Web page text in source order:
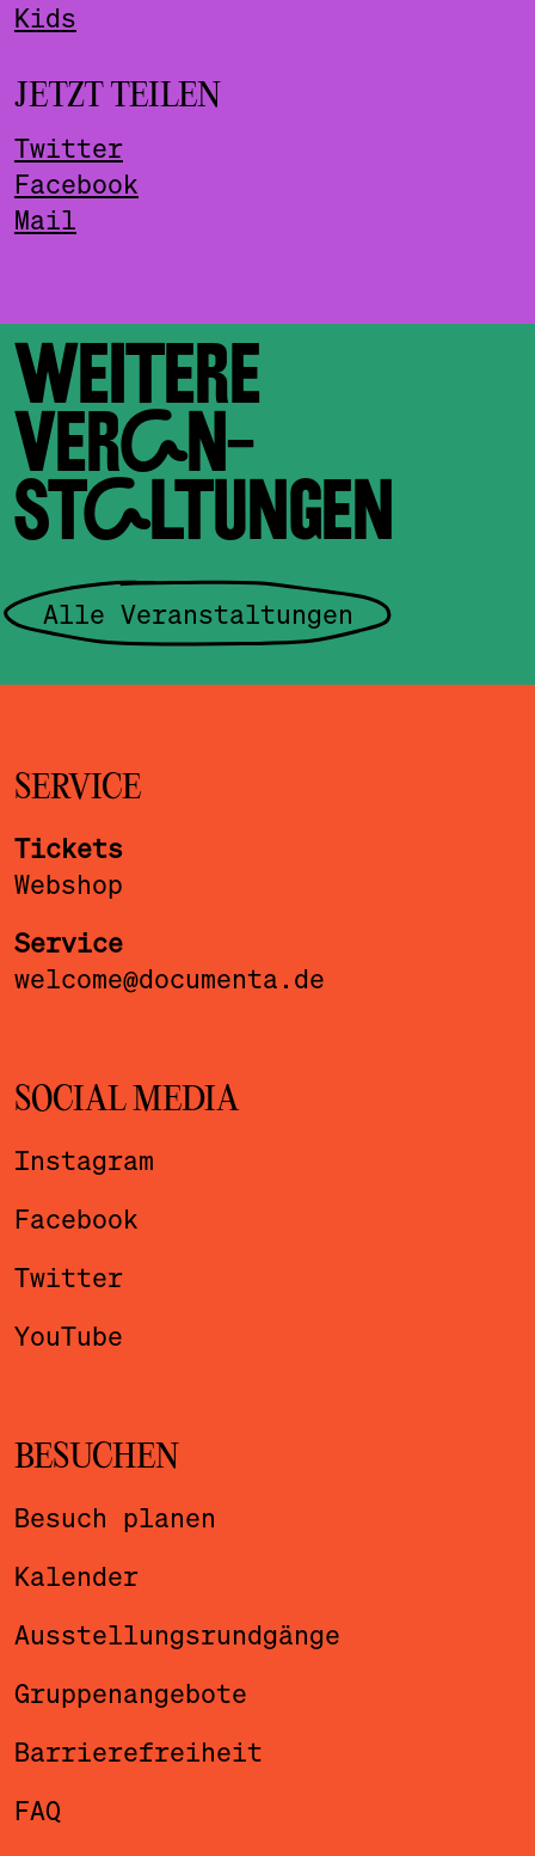
Kids
JETZT TEILEN
Twitter
Facebook
Mail
WEITERE
VERAN­
STALTUNGEN
Alle Veranstaltungen
SERVICE
Tickets
Webshop
Service
welcome@documenta.de
SOCIAL MEDIA
Instagram
Facebook
Twitter
YouTube
BESUCHEN
Besuch planen
Kalender
Ausstellungsrundgänge
Gruppenangebote
Barrierefreiheit
FAQ